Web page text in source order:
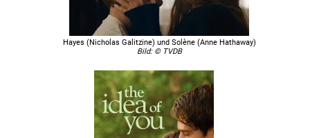
Hayes (Nicholas Galitzine) und Solène (Anne Hathaway)
Bild: © TVDB